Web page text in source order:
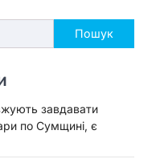
Пошук
завдавати
по Сумщині, є